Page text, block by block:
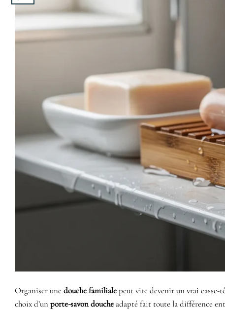
Organiser une douche familialepeut vite devenir un vrai casse-
choix d’un porte-savon douche adapté fait toute la différence